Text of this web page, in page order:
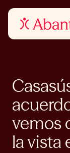
vemos
la vista